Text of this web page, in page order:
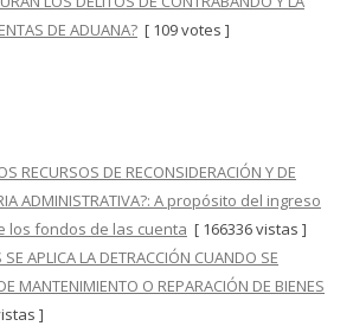
DE ADUANA? [ 109 votes ]
RECURSOS DE RECONSIDERACIÓN Y DE
ADMINISTRATIVA?: A propósito del ingreso
los fondos de las cuenta [ 166336 vistas ]
APLICA LA DETRACCIÓN CUANDO SE
MANTENIMIENTO O REPARACIÓN DE BIENES
]